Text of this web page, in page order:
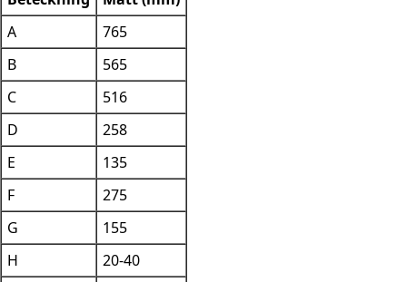
A
765
B
565
C
516
D
258
E
135
F
275
G
155
H
20-40